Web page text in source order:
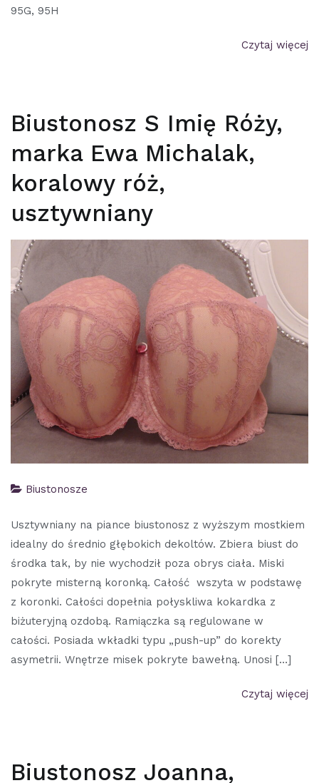
95G, 95H
Czytaj więcej
Biustonosz S Imię Róży,
marka Ewa Michalak,
koralowy róż,
usztywniany
Biustonosze
Usztywniany na piance biustonosz z wyższym mostkiem
idealny do średnio głębokich dekoltów. Zbiera biust do
środka tak, by nie wychodził poza obrys ciała. Miski
pokryte misterną koronką. Całość wszyta w podstawę
z koronki. Całości dopełnia połyskliwa kokardka z
biżuteryjną ozdobą. Ramiączka są regulowane w
całości. Posiada wkładki typu „push-up” do korekty
asymetrii. Wnętrze misek pokryte bawełną. Unosi […]
Czytaj więcej
Biustonosz Joanna,